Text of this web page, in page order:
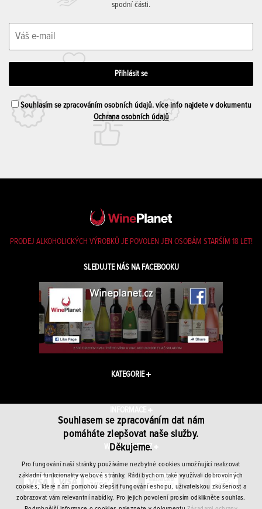
spodní části.
Souhlasím se zpracováním osobních údajů. více info najdete v dokumentu
Ochrana osobních údajů
PRODEJ ALKOHOLICKÝCH VÝROBKŮ JE POVOLEN JEN OSOBÁM STARŠÍM 18 LET!
SLEDUJTE NÁS NA FACEBOOKU
KATEGORIE
INFORMACE
WINEPLANET.CZ
Souhlasem se zpracováním dat nám
pomáháte zlepšovat naše služby.
Děkujeme.
Pro fungování naší stránky používáme nezbytné cookies umožňující realizovat
základní funkcionality webové stránky. Rádi bychom také využívali dobrovolných
cookies, které nám pomohou zlepšit fungování eshopu, uživatelskou zkušenost a
zobrazovat vám relevantní nabídky. Pro jejich povolení prosím odklikněte souhlas.